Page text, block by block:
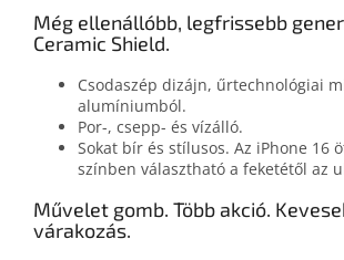
Még ellenállóbb, legfrissebb
Ceramic Shield.
Csodaszép dizájn, űrtechnológiai
alumíniumból.
Por-, csepp- és vízálló.
Sokat bír és stílusos. Az iPhone 16
színben választható a feketétől az
Művelet gomb. Több akció.
várakozás.